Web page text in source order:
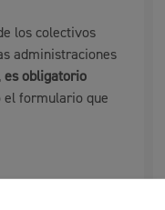
los colectivos
administraciones
es obligatorio
el formulario que